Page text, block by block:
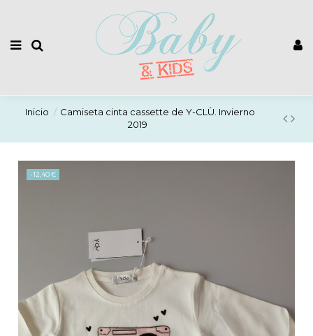
Inicio
Camiseta cinta cassette de Y-CLÙ. Invierno
2019
-12,40 €